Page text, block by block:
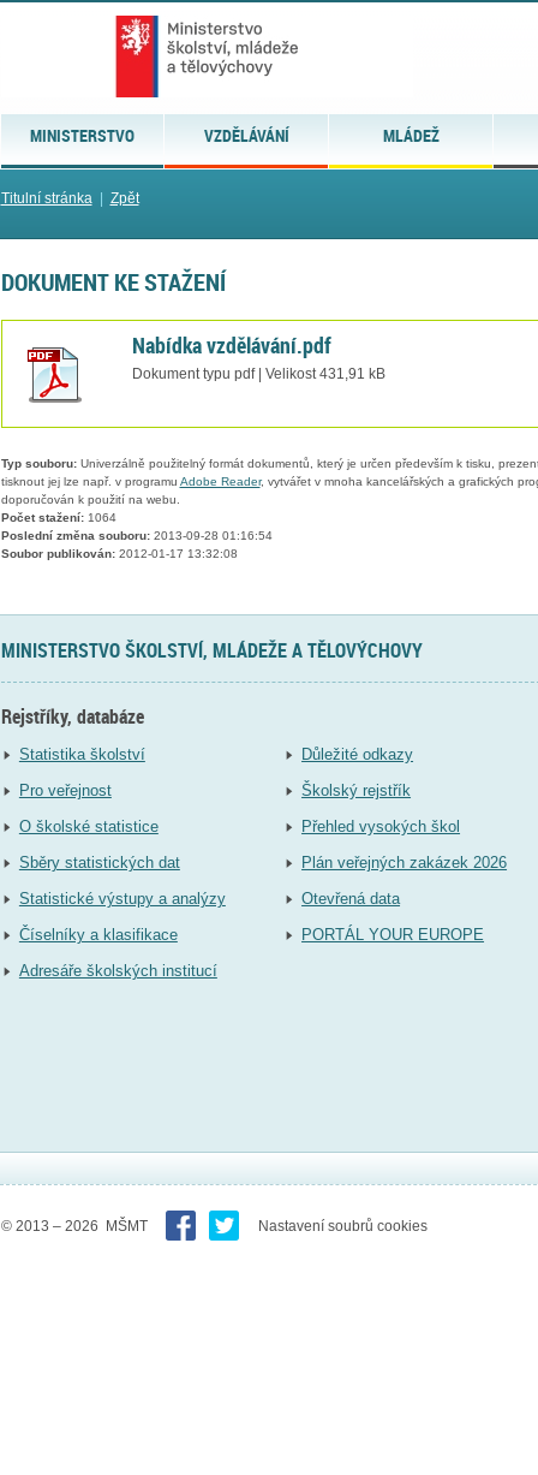
MINISTERSTVO VZDĚLÁVÁNÍ MLÁDEŽ
Titulní stránka| Zpět
DOKUMENT KE STAŽENÍ
Nabídka vzdělávání.pdf
Dokument typu pdf | Velikost 431,91 kB
Typ souboru:Univerzálně použitelný formát dokumentů, který je určen především k tisku,
tisknout jej lze např. v programu Adobe Reader, vytvářet v mnoha kancelářských a grafických
doporučován k použití na webu.
Počet stažení:1064
Poslední změna souboru:2013-09-28 01:16:54
Soubor publikován:2012-01-17 13:32:08
MINISTERSTVO ŠKOLSTVÍ, MLÁDEŽE A TĚLOVÝCHOVY
Rejstříky, databáze
Statistika školství
Pro veřejnost
O školské statistice
Sběry statistických dat
Statistické výstupy a analýzy
Číselníky a klasifikace
Adresáře školských institucí
Důležité odkazy
Školský rejstřík
Přehled vysokých škol
Plán veřejných zakázek 2026
Otevřená data
PORTÁL YOUR EUROPE
© 2013 – 2026 MŠMT Nastavení soubrů cookies